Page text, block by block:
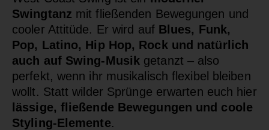
Swingtanz mit fließenden Bewegungen und
cooler Attitüde. Er wird auf Blues, Funk,
Pop, Latino, Hip Hop, Rock und natürlich
auch auf Swing-Musik getanzt – also
perfekt, wenn ihr musikalisch flexibel bleiben
wollt. Statt wilder Sprünge erwarten euch hier
lässige, fließende Bewegungen und coole
Styling-Elemente.